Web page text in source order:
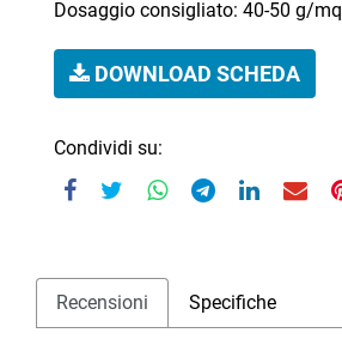
Dosaggio consigliato: 40-50 g/mq
DOWNLOAD SCHEDA
Condividi su:
Recensioni Specifiche